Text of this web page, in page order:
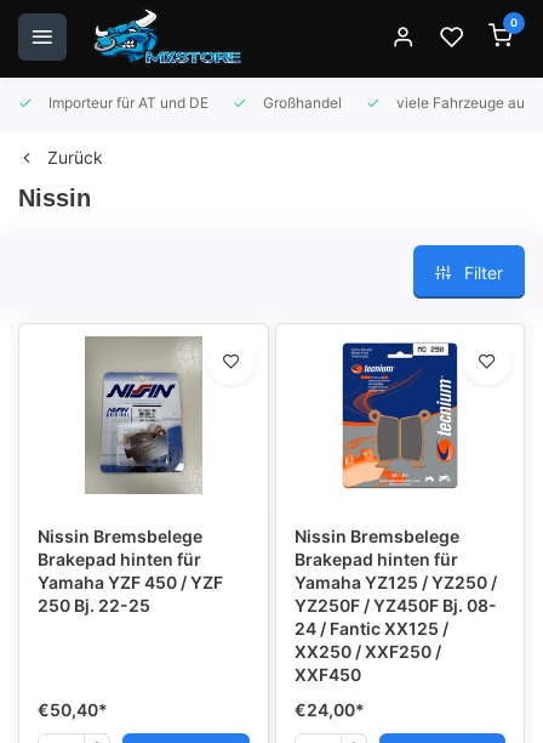
0
Importeur für AT und DE Großhandel viele Fahrzeuge auf
Zurück
Nissin
Filter
Nissin Bremsbelege
Brakepad hinten für
Yamaha YZF 450 / YZF
250 Bj. 22-25
€50,40*
Nissin Bremsbelege
Brakepad hinten für
Yamaha YZ125 / YZ250 /
YZ250F / YZ450F Bj. 08-
24 / Fantic XX125 /
XX250 / XXF250 /
XXF450
€24,00*